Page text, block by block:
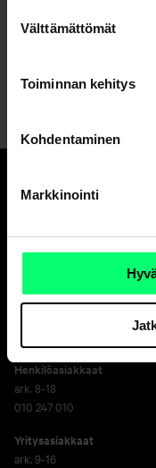
valinta
Välttämättömät
Toiminnan kehitys
Kohdentaminen
Markkinointi
Verkkopankkiin
Ja erinomainen
varainhoitaja.
Henkilöasiakkaat
ark. 8-18
010 247 010
Yritysasiakkaat
ark. 9-16